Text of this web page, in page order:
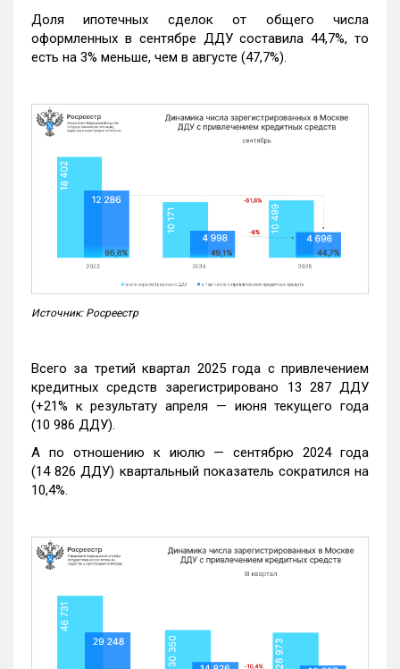
Доля ипотечных сделок от общего числа
оформленных в сентябре ДДУ составила 44,7%, то
есть на 3% меньше, чем в августе (47,7%).
Источник: Росреестр
Всего за третий квартал 2025 года с привлечением
кредитных средств зарегистрировано 13 287 ДДУ
(+21% к результату апреля — июня текущего года
(10 986 ДДУ).
А по отношению к июлю — сентябрю 2024 года
(14 826 ДДУ) квартальный показатель сократился на
10,4%.